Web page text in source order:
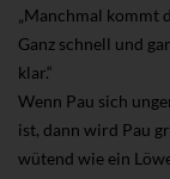
„Manchmal kommt
Ganz schnell und
klar.“
Wenn Pau sich
ist, dann wird Pau
wütend wie ein